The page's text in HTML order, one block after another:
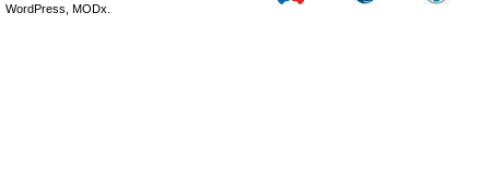
WordPress, MODx.